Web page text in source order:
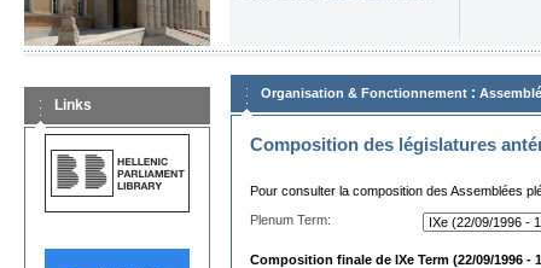
Links
Organisation & Fonctionnement :
Composition des législatures
Pour consulter la composition des Assemblées
Plenum Term:
Composition finale de IXe Term (22/09/1996 -